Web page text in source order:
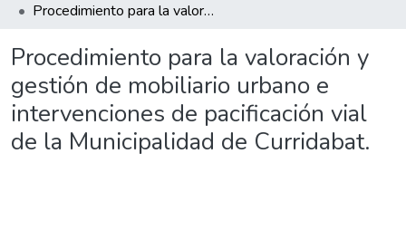
Procedimiento para la valoración y gestión de mobiliario urbano e intervenciones de pacificación vial de la Municipalidad de Curridabat.
Procedimiento para la valoración y
gestión de mobiliario urbano e
intervenciones de pacificación vial
de la Municipalidad de Curridabat.